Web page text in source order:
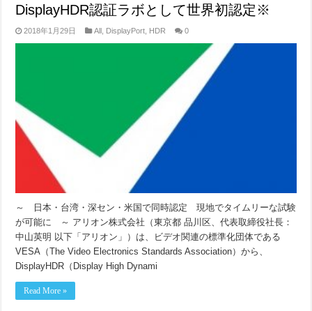
DisplayHDR認証ラボとして世界初認定※
2018年1月29日 All DisplayPort HDR 0
～ 日本・台湾・深セン・米国で同時認定 現地でタイムリーな試験
が可能に ～ アリオン株式会社（東京都 品川区、代表取締役社長：
中山英明 以下「アリオン」）は、ビデオ関連の標準化団体である
VESA（The Video Electronics Standards Association）から、
DisplayHDR（Display High Dynami
Read More »